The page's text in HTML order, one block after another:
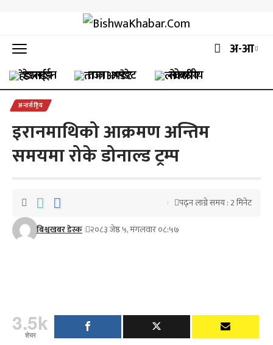
अ-आ
हेडलाईन ताजा अपडेट लोकप्रीय
अन्तर्राष्ट्रिय
इरानमाथिको आक्रमण अन्तिम
समयमा रोके डोनाल्ड ट्रम्प
बिश्वखबर डेस्क २०८३ जेष्ठ ५, मंगलवार ०८:५७
पढ्न लाग्ने समय : 2 मिनेट
3.5k
शेयर